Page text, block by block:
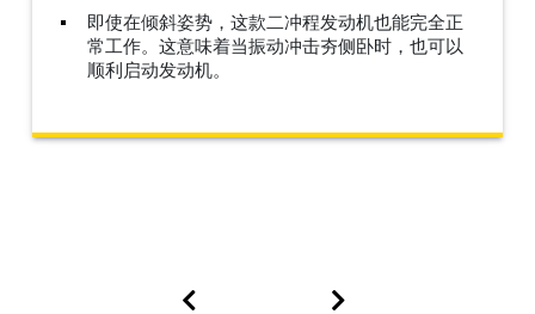
即使在倾斜姿势，这款二冲程发动机也能完全正
常工作。这意味着当振动冲击夯侧卧时，也可以
顺利启动发动机。